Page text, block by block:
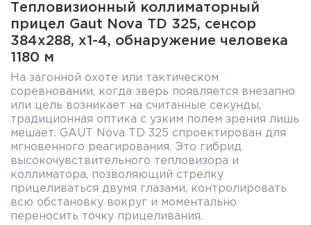
Тепловизионный коллиматорный
прицел Gaut Nova TD 325, сенсор
384х288, x1-4, обнаружение человека
1180 м
На загонной охоте или тактическом
соревновании, когда зверь появляется внезапно
или цель возникает на считанные секунды,
традиционная оптика с узким полем зрения лишь
мешает. GAUT Nova TD 325 спроектирован для
мгновенного реагирования. Это гибрид
высокочувствительного тепловизора и
коллиматора, позволяющий стрелку
прицеливаться двумя глазами, контролировать
всю обстановку вокруг и моментально
переносить точку прицеливания.